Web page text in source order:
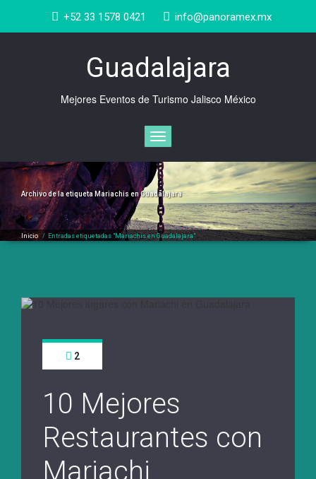
contenido
+52 33 1578 0421 info@panoramex.mx
Guadalajara
Mejores Eventos de Turismo Jalisco México
Cambiar
navegación
Archivo de la etiquetaMariachis en Guadalajara
Inicio / Entradas etiquetadas "Mariachis en Guadalajara"
2
10 Mejores
Restaurantes con
Mariachi